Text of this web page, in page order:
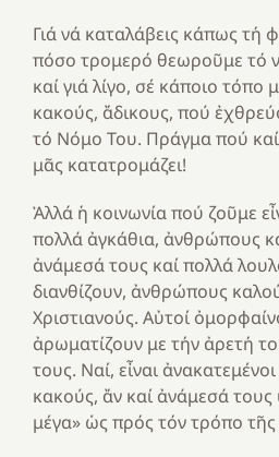
Γιά νά καταλάβεις κάπως τή
πόσο τρομερό θεωροῦμε τό
καί γιά λίγο, σέ κάποιο
κακούς, ἄδικους, πού
τό Νόμο Του. Πράγμα πού
μᾶς κατατρομάζει!
Ἀλλά ἡ κοινωνία πού ζοῦμε
πολλά ἀγκάθια, ἀνθρώπους
ἀνάμεσά τους καί πολλά
διανθίζουν, ἀνθρώπους
Χριστιανούς. Αὐτοί
ἀρωματίζουν με τήν ἀρετή
τους. Ναί, εἶναι
κακούς, ἄν καί ἀνάμεσά
μέγα» ὡς πρός τόν τρόπο